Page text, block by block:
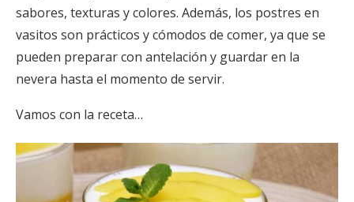
sabores, texturas y colores. Además, los postres en
vasitos son prácticos y cómodos de comer, ya que se
pueden preparar con antelación y guardar en la
nevera hasta el momento de servir.
Vamos con la receta…